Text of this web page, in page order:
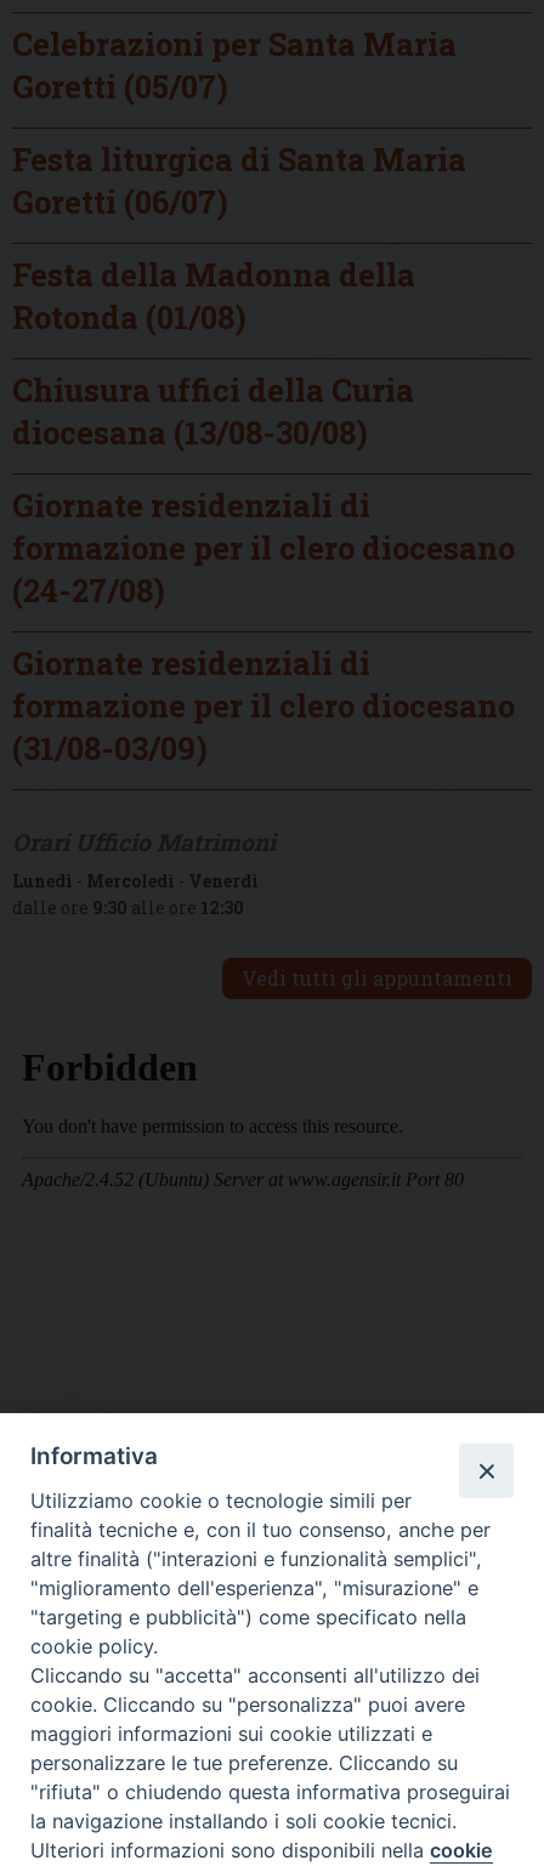
Celebrazioni per Santa Maria
Goretti (05/07)
Festa liturgica di Santa Maria
Goretti (06/07)
Festa della Madonna della
Rotonda (01/08)
Chiusura uffici della Curia
diocesana (13/08-30/08)
Giornate residenziali di
formazione per il clero diocesano
(24-27/08)
Giornate residenziali di
formazione per il clero diocesano
(31/08-03/09)
Lunedì - Mercoledì - Venerdì
dalle ore 9:30 alle ore 12:30
Vedi tutti gli appuntamenti
DIOCESI SUBURBICARIA DI ALBANO
Contatti:Tel.: 06.93268401 - Fax.: 06.9323844
E-mail:curia@diocesidialbano.it
Orari: dal Lunedì al Venerdì Ore: 9:00 - 13:00
Lunedì, Mercoledì e Venerdì, Ore 9:30 - 12:30
Diocesi Suburbicaria di Albano
Copyright © 2021
Preferenze Cookie
Informativa
Utilizziamo cookie o tecnologie simili per
finalità tecniche e, con il tuo consenso, anche per
altre finalità ("interazioni e funzionalità semplici",
"miglioramento dell'esperienza", "misurazione" e
"targeting e pubblicità") come specificato nella
cookie policy.
Cliccando su "accetta" acconsenti all'utilizzo dei
cookie. Cliccando su "personalizza" puoi avere
maggiori informazioni sui cookie utilizzati e
personalizzare le tue preferenze. Cliccando su
"rifiuta" o chiudendo questa informativa proseguirai
la navigazione installando i soli cookie tecnici.
Ulteriori informazioni sono disponibili nellacookie